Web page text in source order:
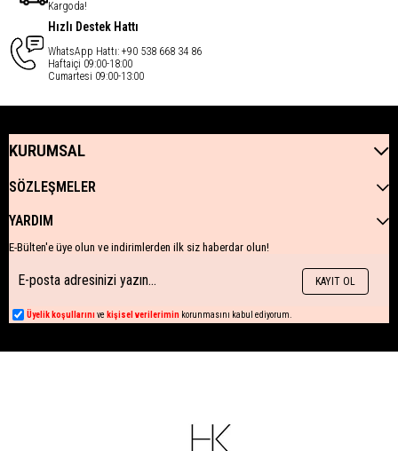
Kargoda!
Hızlı Destek Hattı
WhatsApp Hattı: +90 538 668 34 86
Haftaiçi 09:00-18:00
Cumartesi 09:00-13:00
KURUMSAL
SÖZLEŞMELER
YARDIM
E-Bülten'e üye olun ve indirimlerden ilk siz haberdar olun!
KAYIT OL
Üyelik koşullarını ve kişisel verilerimin korunmasını kabul ediyorum.